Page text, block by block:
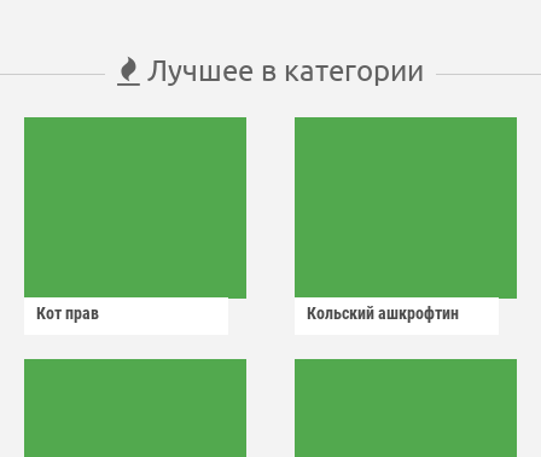
Лучшее в категории
Кот прав Кольский ашкрофтин